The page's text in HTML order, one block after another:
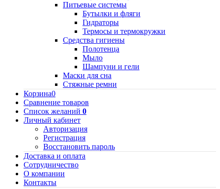
Питьевые системы
Бутылки и фляги
Гидраторы
Термосы и термокружки
Средства гигиены
Полотенца
Мыло
Шампуни и гели
Маски для сна
Стяжные ремни
Корзина0
Сравнение товаров
Список желаний 0
Личный кабинет
Авторизация
Регистрация
Восстановить пароль
Доставка и оплата
Сотрудничество
О компании
Контакты